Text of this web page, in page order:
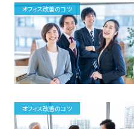
オフィス改善のコツ
オフィス改善のコツ